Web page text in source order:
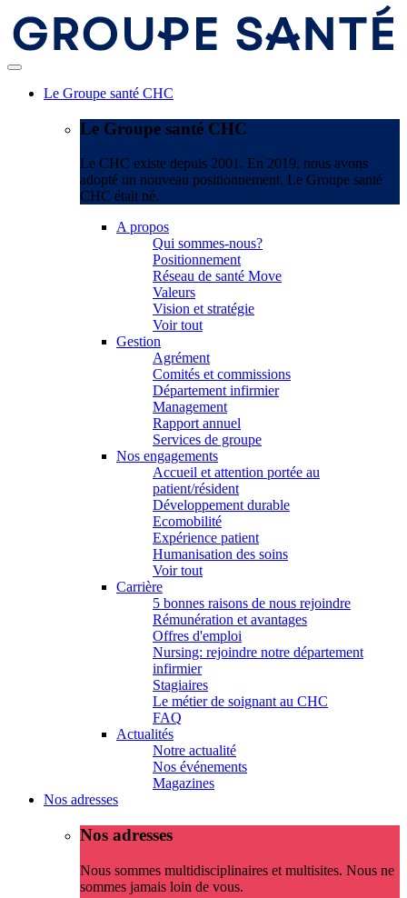
Le Groupe santé CHC
Le Groupe santé CHC
Le CHC existe depuis 2001. En 2019, nous avons
adopté un nouveau positionnement. Le Groupe santé
CHC était né.
A propos
Qui sommes-nous?
Positionnement
Réseau de santé Move
Valeurs
Vision et stratégie
Voir tout
Gestion
Agrément
Comités et commissions
Département infirmier
Management
Rapport annuel
Services de groupe
Nos engagements
Accueil et attention portée au
patient/résident
Développement durable
Ecomobilité
Expérience patient
Humanisation des soins
Voir tout
Carrière
5 bonnes raisons de nous rejoindre
Rémunération et avantages
Offres d'emploi
Nursing: rejoindre notre département
infirmier
Stagiaires
Le métier de soignant au CHC
FAQ
Actualités
Notre actualité
Nos événements
Magazines
Nos adresses
Nos adresses
Nous sommes multidisciplinaires et multisites. Nous ne
sommes jamais loin de vous.